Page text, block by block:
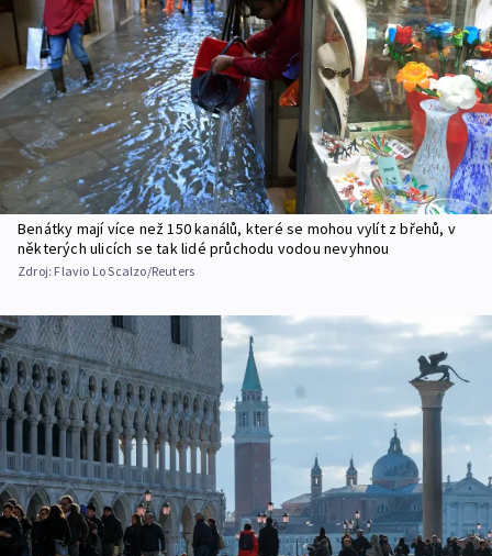
Benátky mají více než 150 kanálů, které se mohou vylít z břehů, v
některých ulicích se tak lidé průchodu vodou nevyhnou
Zdroj: Flavio Lo Scalzo/Reuters